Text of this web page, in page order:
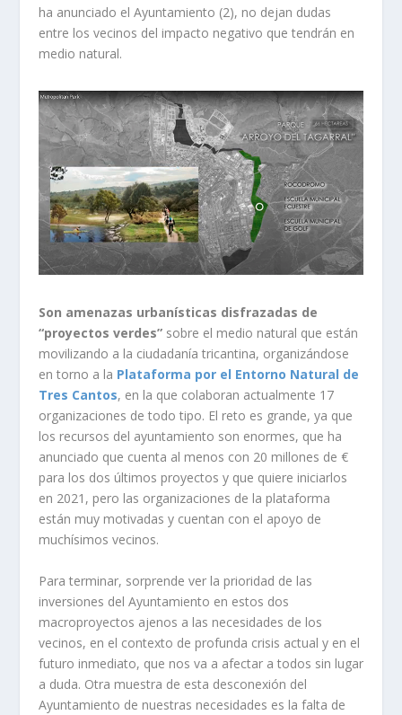
ha anunciado el Ayuntamiento (2), no dejan dudas
entre los vecinos del impacto negativo que tendrán en
medio natural.
Son amenazas urbanísticas disfrazadas de
“proyectos verdes”sobre el medio natural que están
movilizando a la ciudadanía tricantina, organizándose
en torno a la Plataforma por el Entorno Natural de
Tres Cantos, en la que colaboran actualmente 17
organizaciones de todo tipo. El reto es grande, ya que
los recursos del ayuntamiento son enormes, que ha
anunciado que cuenta al menos con 20 millones de €
para los dos últimos proyectos y que quiere iniciarlos
en 2021, pero las organizaciones de la plataforma
están muy motivadas y cuentan con el apoyo de
muchísimos vecinos.
Para terminar, sorprende ver la prioridad de las
inversiones del Ayuntamiento en estos dos
macroproyectos ajenos a las necesidades de los
vecinos, en el contexto de profunda crisis actual y en el
futuro inmediato, que nos va a afectar a todos sin lugar
a duda. Otra muestra de esta desconexión del
Ayuntamiento de nuestras necesidades es la falta de